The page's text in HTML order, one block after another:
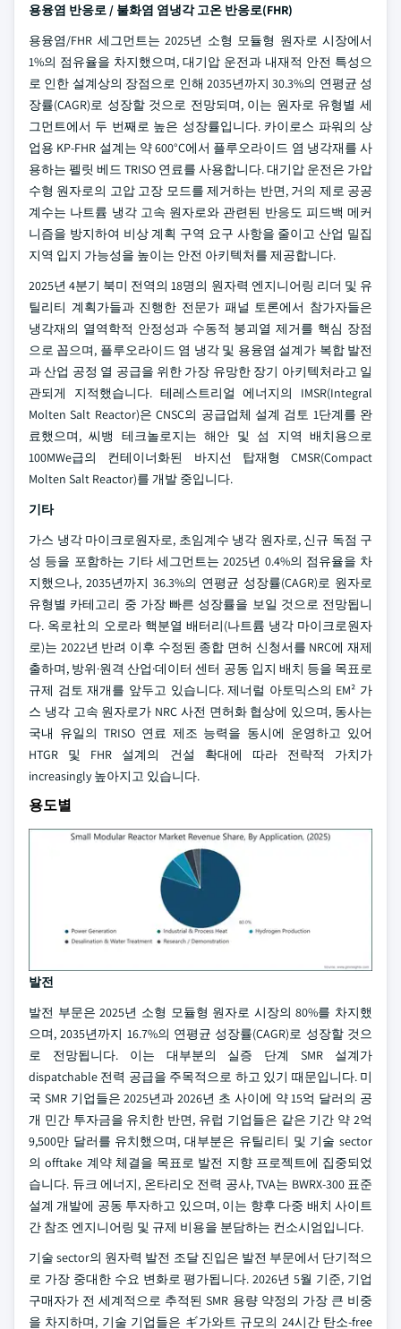
용융염 반응로 / 불화염 염냉각 고온 반응로(FHR)
용융염/FHR 세그먼트는 2025년 소형 모듈형 원자로 시장에서
1%의 점유율을 차지했으며, 대기압 운전과 내재적 안전 특성으
로 인한 설계상의 장점으로 인해 2035년까지 30.3%의 연평균 성
장률(CAGR)로 성장할 것으로 전망되며, 이는 원자로 유형별 세
그먼트에서 두 번째로 높은 성장률입니다. 카이로스 파워의 상
업용 KP-FHR 설계는 약 600°C에서 플루오라이드 염 냉각재를 사
용하는 펠릿 베드 TRISO 연료를 사용합니다. 대기압 운전은 가압
수형 원자로의 고압 고장 모드를 제거하는 반면, 거의 제로 공공
계수는 나트륨 냉각 고속 원자로와 관련된 반응도 피드백 메커
니즘을 방지하여 비상 계획 구역 요구 사항을 줄이고 산업 밀집
지역 입지 가능성을 높이는 안전 아키텍처를 제공합니다.
2025년 4분기 북미 전역의 18명의 원자력 엔지니어링 리더 및 유
틸리티 계획가들과 진행한 전문가 패널 토론에서 참가자들은
냉각재의 열역학적 안정성과 수동적 붕괴열 제거를 핵심 장점
으로 꼽으며, 플루오라이드 염 냉각 및 용융염 설계가 복합 발전
과 산업 공정 열 공급을 위한 가장 유망한 장기 아키텍처라고 일
관되게 지적했습니다. 테레스트리얼 에너지의 IMSR(Integral
Molten Salt Reactor)은 CNSC의 공급업체 설계 검토 1단계를 완
료했으며, 씨뱅 테크놀로지는 해안 및 섬 지역 배치용으로
100MWe급의 컨테이너화된 바지선 탑재형 CMSR(Compact
Molten Salt Reactor)를 개발 중입니다.
기타
가스 냉각 마이크로원자로, 초임계수 냉각 원자로, 신규 독점 구
성 등을 포함하는 기타 세그먼트는 2025년 0.4%의 점유율을 차
지했으나, 2035년까지 36.3%의 연평균 성장률(CAGR)로 원자로
유형별 카테고리 중 가장 빠른 성장률을 보일 것으로 전망됩니
다. 옥로社의 오로라 핵분열 배터리(나트륨 냉각 마이크로원자
로)는 2022년 반려 이후 수정된 종합 면허 신청서를 NRC에 재제
출하며, 방위·원격 산업·데이터 센터 공동 입지 배치 등을 목표로
규제 검토 재개를 앞두고 있습니다. 제너럴 아토믹스의 EM² 가
스 냉각 고속 원자로가 NRC 사전 면허화 협상에 있으며, 동사는
국내 유일의 TRISO 연료 제조 능력을 동시에 운영하고 있어
HTGR 및 FHR 설계의 건설 확대에 따라 전략적 가치가
increasingly 높아지고 있습니다.
용도별
발전
발전 부문은 2025년 소형 모듈형 원자로 시장의 80%를 차지했
으며, 2035년까지 16.7%의 연평균 성장률(CAGR)로 성장할 것으
로 전망됩니다. 이는 대부분의 실증 단계 SMR 설계가
dispatchable 전력 공급을 주목적으로 하고 있기 때문입니다. 미
국 SMR 기업들은 2025년과 2026년 초 사이에 약 15억 달러의 공
개 민간 투자금을 유치한 반면, 유럽 기업들은 같은 기간 약 2억
9,500만 달러를 유치했으며, 대부분은 유틸리티 및 기술 sector
의 offtake 계약 체결을 목표로 발전 지향 프로젝트에 집중되었
습니다. 듀크 에너지, 온타리오 전력 공사, TVA는 BWRX-300 표준
설계 개발에 공동 투자하고 있으며, 이는 향후 다중 배치 사이트
간 참조 엔지니어링 및 규제 비용을 분담하는 컨소시엄입니다.
기술 sector의 원자력 발전 조달 진입은 발전 부문에서 단기적으
로 가장 중대한 수요 변화로 평가됩니다. 2026년 5월 기준, 기업
구매자가 전 세계적으로 추적된 SMR 용량 약정의 가장 큰 비중
을 차지하며, 기술 기업들은 ギ가와트 규모의 24시간 탄소-free